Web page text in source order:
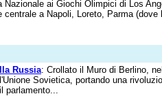
Nazionale ai Giochi Olimpici di Los
centrale a Napoli, Loreto, Parma (dove
Russia: Crollato il Muro di Berlino,
Sovietica, portando una
parlamento...